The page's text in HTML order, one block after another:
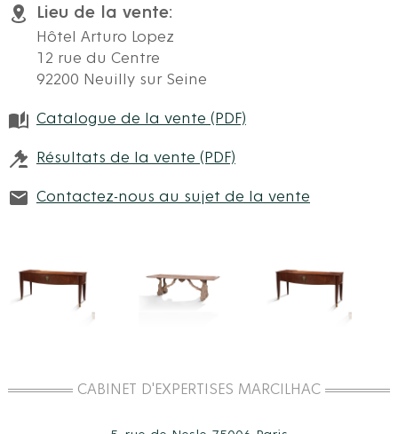
Lieu de la vente:
Hôtel Arturo Lopez
12 rue du Centre
92200 Neuilly sur Seine
Catalogue de la vente (PDF)
Résultats de la vente (PDF)
Contactez-nous au sujet de la vente
CABINET D'EXPERTISES MARCILHAC